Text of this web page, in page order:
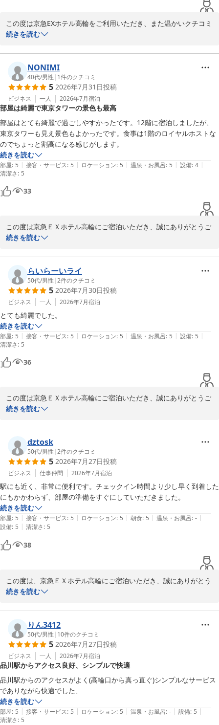
京急ＥＸホテル高輪（２０２６年２月２７日リニューアルオープ
ン）
2026-05-17
この度は京急EXホテル高輪をご利用いただき、また温かいクチコミ
をお寄せいただき誠にありがとうございます。
デラックスルームでのご滞在にご満足いただけたご様子を伺い、大
変嬉しく拝読いたしました。
また、お部屋の清潔さや立地についてお褒めのお言葉をいただき、
スタッフ一同大変励みになります。
「楽しい旅ができました」とのお言葉は、私どもにとって何よりの
喜びです。
これからも快適にお過ごしいただけるホテルを目指し、サービスの
向上に努めてまいります。
またお近くへお越しの際は、ぜひ当ホテルをご利用くださいませ。
スタッフ一同、心よりお待ちしております。
京急ＥＸホテル高輪（２０２６年２月２７日リニューアルオープ
2026-08-05
続きを読む
NONIMI
40代/男性 | 1件のクチコミ
5 2026年7月31日投稿
ビジネス 一人 2026年7月宿泊
部屋は綺麗で東京タワーの景色も最高
部屋はとても綺麗で過ごしやすかったです。12階に宿泊しましたが、
東京タワーも見え景色もよかったです。食事は1階のロイヤルホストな
続きを読む
部屋: 5 | 接客・サービス: 5 | ロケーション: 5 | 温泉・お風呂: 5 | 設備: 4 |
清潔さ: 5
33
この度は京急ＥＸホテル高輪にご宿泊いただき、誠にありがとうご
ざいます。
お部屋の清潔さや、12階からの東京タワーの眺望についてお褒めの
お言葉をいただき、大変嬉しく存じます。快適にお過ごしいただけ
たようで何よりでございます。
また、館内レストランの朝食につきましても貴重なご意見をいただ
き、ありがとうございます。お食事の内容や価格帯に関するご感想
につきましては、今後のサービス向上の参考とさせていただきま
す。
またお近くにお越しの際はぜひ当ホテルをご利用いただけますと幸
いです。
京急EXホテル高輪　フロント
2026-08-01
続きを読む
らいらーいライ
50代/男性 |2件のクチコミ
5 2026年7月30日投稿
ビジネス 一人 2026年7月宿泊
とても綺麗でした。
続きを読む
部屋: 5 | 接客・サービス: 5 | ロケーション: 5 | 温泉・お風呂: 5 | 設備: 5 |
清潔さ: 5
36
この度は京急ＥＸホテル高輪にご宿泊いただき、誠にありがとうご
ざいます。
施設について「とても綺麗だった」とのお褒めの言葉をいただき、
大変光栄に存じます。
当ホテルは品川駅高輪口から徒歩３分とアクセスも良く、快適にお
過ごしいただける空間作りを心掛けております。
またのご来館をスタッフ一同、心よりお待ち申し上げております。
京急ＥＸホテル高輪　フロント
京急ＥＸホテル高輪（２０２６年２月２７日リニューアルオープ
ン）
2026-07-30
続きを読む
dztosk
50代/男性 |2件のクチコミ
5 2026年7月27日投稿
ビジネス 仕事仲間 2026年7月宿泊
駅にも近く、非常に便利です。チェックイン時間より少し早く到着した
にもかかわらず、部屋の準備をすぐにしていただきました。
続きを読む
部屋: 5 | 接客・サービス: 5 | ロケーション: 5 | 朝食: 5 | 温泉・お風呂: - |
設備: 5 | 清潔さ: 5
38
この度は、京急ＥＸホテル高輪にご宿泊いただき、誠にありがとう
ございます。
当ホテルは品川駅高輪口から徒歩3分の場所に位置しており、アク
セス面でお褒めの言葉をいただき大変嬉しく存じます。
また、当日の客室状況により、通常は15:00からのチェックインの
ところ、お早めにご案内できたようで安心いたしました。
お客様のまたのご利用をスタッフ一同、心よりお待ちしておりま
す。
京急ＥＸホテル高輪　フロント
京急ＥＸホテル高輪（２０２６年２月２７日リニューアルオープ
続きを読む
りん3412
50代/男性 | 10件のクチコミ
5 2026年7月27日投稿
ビジネス 一人 2026年7月宿泊
品川駅からアクセス良好、シンプルで快適
品川駅からのアクセスがよく(高輪口から真っ直ぐ)シンプルなサービス
でありながら快適でした、
続きを読む
部屋: 5 | 接客・サービス: 5 | ロケーション: 5 | 温泉・お風呂: - | 設備: 5 |
清潔さ: 5